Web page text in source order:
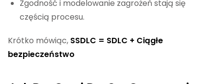
Zgodność i modelowanie zagrożeń stają się
częścią procesu.
Krótko mówiąc, SSDLC = SDLC + Ciągłe
bezpieczeństwo